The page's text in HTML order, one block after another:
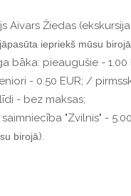
Aivars Žiedas
jāpasūta iepriekš mūsu
bāka: pieaugušie - 1.00
- 0.50 EUR; /
- bez maksas;
"Zvilnis" -
birojā).